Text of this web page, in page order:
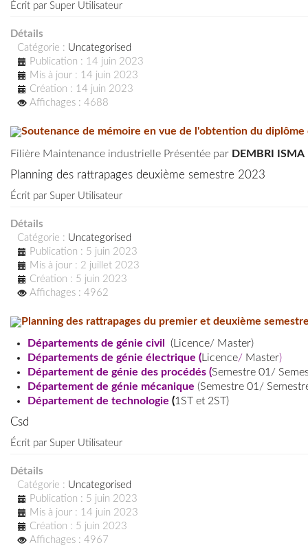
Écrit par Super Utilisateur
Détails
Catégorie : Uncategorised
Publication : 14 juin 2023
Mis à jour : 14 juin 2023
Création : 14 juin 2023
Affichages : 4688
Soutenance de mémoire en vue de l'obtention du
Filière Maintenance industrielle Présentée par DEMBRI ISMA
Planning des rattrapages deuxième semestre 2023
Écrit par Super Utilisateur
Détails
Catégorie : Uncategorised
Publication : 5 juin 2023
Mis à jour : 2 juillet 2023
Création : 5 juin 2023
Affichages : 4962
Planning des rattrapages du premier et deuxième
Départements de génie civil (Licence/ Master)
Départements de génie électrique (Licence/ Master)
Département de génie des procédés (Semestre 01 /
Département de génie mécanique (Semestre 01 /
Département de technologie (1ST et 2ST)
Csd
Écrit par Super Utilisateur
Détails
Catégorie : Uncategorised
Publication : 5 juin 2023
Mis à jour : 14 juin 2023
Création : 5 juin 2023
Affichages : 4967